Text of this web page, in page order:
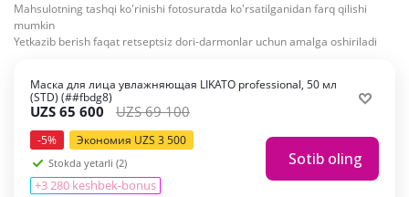
Mahsulotning tashqi ko'rinishi fotosuratda ko'rsatilganidan farq qilishi
mumkin
Yetkazib berish faqat retseptsiz dori-darmonlar uchun amalga oshiriladi
Маска для лица увлажняющая LIKATO professional, 50 мл
(STD) (##fbdg8)
UZS 65 600 UZS69 100
-5% Экономия UZS 3 500
Stokda yetarli (2)
+3 280 keshbek-bonus
Sotib oling